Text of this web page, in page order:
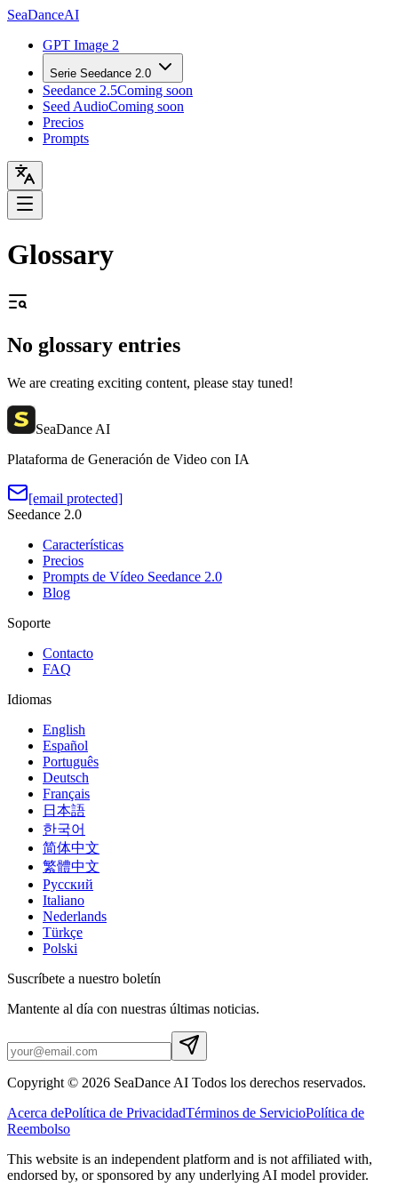
SeaDanceAI
GPT Image 2
Serie Seedance 2.0
Seedance 2.5Coming soon
Seed AudioComing soon
Precios
Prompts
Glossary
No glossary entries
We are creating exciting content, please stay tuned!
SeaDance AI
Plataforma de Generación de Video con IA
[email protected]
Seedance 2.0
Características
Precios
Prompts de Vídeo Seedance 2.0
Blog
Soporte
Contacto
FAQ
Idiomas
English
Español
Português
Deutsch
Français
日本語
한국어
简体中文
繁體中文
Русский
Italiano
Nederlands
Türkçe
Polski
Suscríbete a nuestro boletín
Mantente al día con nuestras últimas noticias.
Copyright © 2026 SeaDance AI Todos los derechos reservados.
Acerca dePolítica de PrivacidadTérminos de ServicioPolítica de
Reembolso
This website is an independent platform and is not affiliated with,
endorsed by, or sponsored by any underlying AI model provider.